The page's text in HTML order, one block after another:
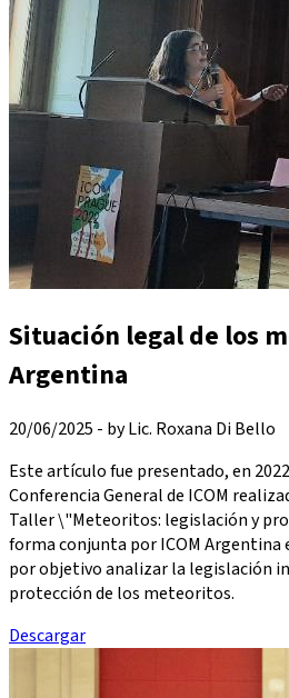
Situación legal de los
Argentina
20/06/2025 - by Lic. Roxana Di Bello
Este artículo fue presentado, en
Conferencia General de ICOM
Taller \"Meteoritos: legislación y
forma conjunta por ICOM Argentina
por objetivo analizar la legislación
protección de los meteoritos.
Descargar